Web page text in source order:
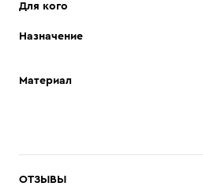
Для кого
Назначение
Материал
ОТЗЫВЫ